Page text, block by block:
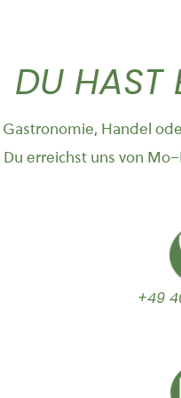
DU HAST
Handel
Du erreichst uns von
+49